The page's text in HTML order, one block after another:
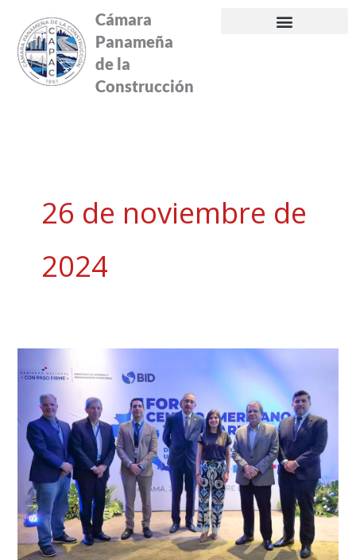
contenido
Cámara
Panameña
de la
Construcción
26 de noviembre de
2024
asiste
Foro
Centroamericano
del
Caribe
de
Planificación